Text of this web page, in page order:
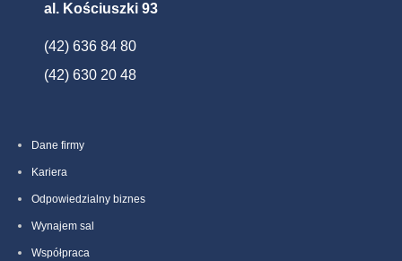
al. Kościuszki 93
(42) 636 84 80
(42) 630 20 48
Dane firmy
Kariera
Odpowiedzialny biznes
Wynajem sal
Współpraca